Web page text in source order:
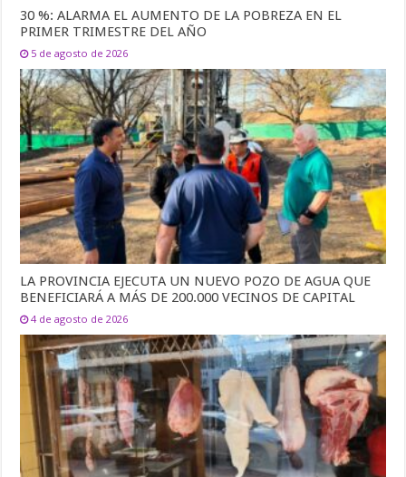
30 %: ALARMA EL AUMENTO DE LA POBREZA EN EL
PRIMER TRIMESTRE DEL AÑO
5 de agosto de 2026
LA PROVINCIA EJECUTA UN NUEVO POZO DE AGUA QUE
BENEFICIARÁ A MÁS DE 200.000 VECINOS DE CAPITAL
4 de agosto de 2026